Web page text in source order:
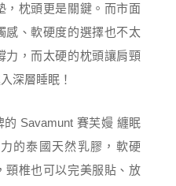
，枕頭更是關鍵。而市面
感、軟硬度的選擇也不太
力，而太硬的枕頭讓肩頸
深層睡眠！
Savamunt 賽芙嫚 纏眠
的泰國天然乳膠，軟硬
頸椎也可以完美服貼、放